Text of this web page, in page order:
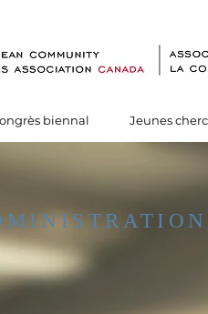
biennal Jeunes